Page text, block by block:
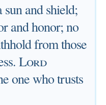
sun and shield;
and honor; no
from those
Lord
one who trusts